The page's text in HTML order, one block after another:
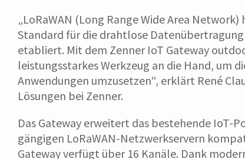
„LoRaWAN (Long Range Wide Area
Standard für die drahtlose
etabliert. Mit dem Zenner IoT Gateway
leistungsstarkes Werkzeug an die Hand,
Anwendungen umzusetzen“, erklärt René
Lösungen bei Zenner.
Das Gateway erweitert das bestehende IoT-
gängigen LoRaWAN-Netzwerkservern
Gateway verfügt über 16 Kanäle. Dank